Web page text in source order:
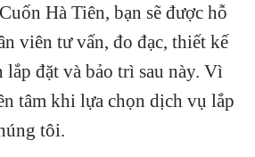
Hà Tiên, bạn sẽ được hỗ
viên tư vấn, đo đạc, thiết kế
lắp đặt và bảo trì sau này. Vì
tâm khi lựa chọn dịch vụ lắp
tôi.